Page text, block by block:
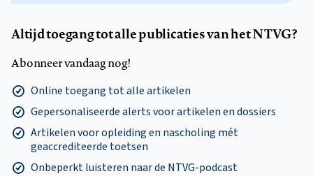
Altijd toegang tot alle publicaties van het NTVG?
Abonneer vandaag nog!
Online toegang tot alle artikelen
Gepersonaliseerde alerts voor artikelen en dossiers
Artikelen voor opleiding en nascholing mét
geaccrediteerde toetsen
Onbeperkt luisteren naar de NTVG-podcast